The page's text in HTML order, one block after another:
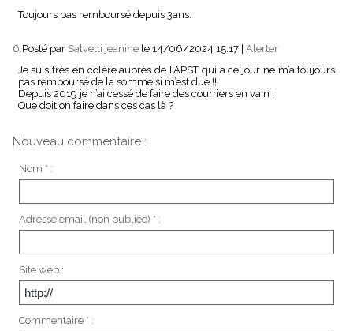
Toujours pas remboursé depuis 3ans.
6.Posté par Salvetti jeanine le 14/06/2024 15:17 Alerter
Je suis très en colère auprès de l’APST qui a ce jour ne m’a toujours
pas remboursé de la somme si m’est due !!
Depuis 2019 je n’ai cessé de faire des courriers en vain !
Que doit on faire dans ces cas là ?
Nouveau commentaire :
Nom * :
Adresse email (non publiée) * :
Site web :
Commentaire * :